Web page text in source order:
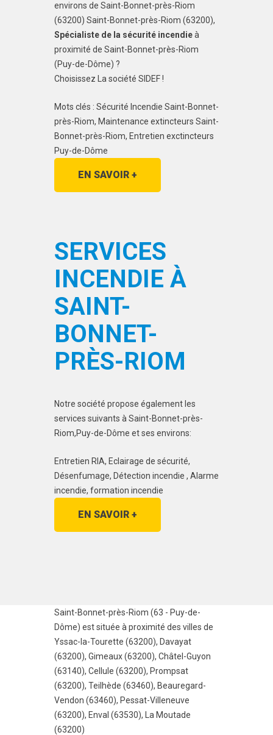
environs de Saint-Bonnet-près-Riom
(63200) Saint-Bonnet-près-Riom (63200),
Spécialiste de la sécurité incendieà
proximité de Saint-Bonnet-près-Riom
(Puy-de-Dôme) ?
Choisissez La société SIDEF !
Mots clés : Sécurité Incendie Saint-Bonnet-
près-Riom, Maintenance extincteurs Saint-
Bonnet-près-Riom, Entretien exctincteurs
Puy-de-Dôme
EN SAVOIR +
SERVICES
INCENDIE À
SAINT-
BONNET-
PRÈS-RIOM
Notre société propose également les
services suivants à Saint-Bonnet-près-
Riom,Puy-de-Dôme et ses environs:
Entretien RIA, Eclairage de sécurité,
Désenfumage, Détection incendie , Alarme
incendie, formation incendie
EN SAVOIR +
Saint-Bonnet-près-Riom (63 - Puy-de-
Dôme) est située à proximité des villes de
Yssac-la-Tourette (63200), Davayat
(63200), Gimeaux (63200), Châtel-Guyon
(63140), Cellule (63200), Prompsat
(63200), Teilhède (63460), Beauregard-
Vendon (63460), Pessat-Villeneuve
(63200), Enval (63530),
La Moutade
(63200)